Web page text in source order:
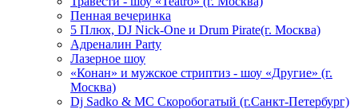
Пенная вечеринка
5 Плюх, DJ Nick-One и Drum Pirate(г. Москва)
Адреналин Party
Лазерное шоу
«Конан» и мужское стриптиз - шоу «Другие» (г.
Москва)
Dj Sadko & МС Скоробогатый (г.Санкт-Петербург)